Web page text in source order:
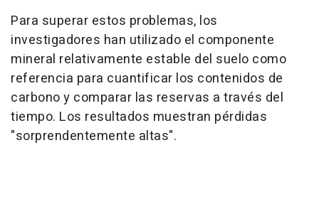
Para superar estos problemas, los
investigadores han utilizado el componente
mineral relativamente estable del suelo como
referencia para cuantificar los contenidos de
carbono y comparar las reservas a través del
tiempo. Los resultados muestran pérdidas
"sorprendentemente altas".